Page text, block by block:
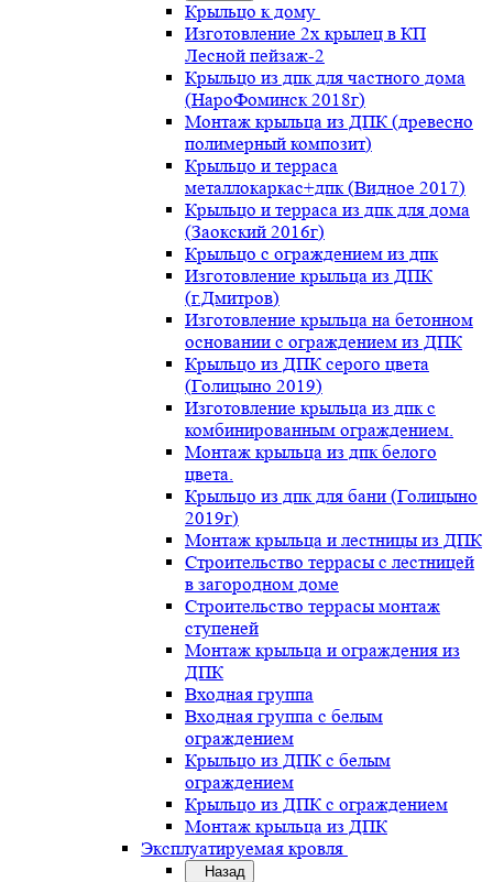
Крыльцо к дому
Изготовление 2х крылец в КП
Лесной пейзаж-2
Крыльцо из дпк для частного дома
(НароФоминск 2018г)
Монтаж крыльца из ДПК (древесно
полимерный композит)
Крыльцо и терраса
металлокаркас+дпк (Видное 2017)
Крыльцо и терраса из дпк для дома
(Заокский 2016г)
Крыльцо с ограждением из дпк
Изготовление крыльца из ДПК
(г.Дмитров)
Изготовление крыльца на бетонном
основании с ограждением из ДПК
Крыльцо из ДПК серого цвета
(Голицыно 2019)
Изготовление крыльца из дпк с
комбинированным ограждением.
Монтаж крыльца из дпк белого
цвета.
Крыльцо из дпк для бани (Голицыно
2019г)
Монтаж крыльца и лестницы из ДПК
Строительство террасы с лестницей
в загородном доме
Строительство террасы монтаж
ступеней
Монтаж крыльца и ограждения из
ДПК
Входная группа
Входная группа с белым
ограждением
Крыльцо из ДПК с белым
ограждением
Крыльцо из ДПК с ограждением
Монтаж крыльца из ДПК
Эксплуатируемая кровля
Назад